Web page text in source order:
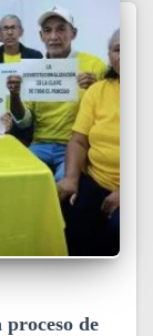
de